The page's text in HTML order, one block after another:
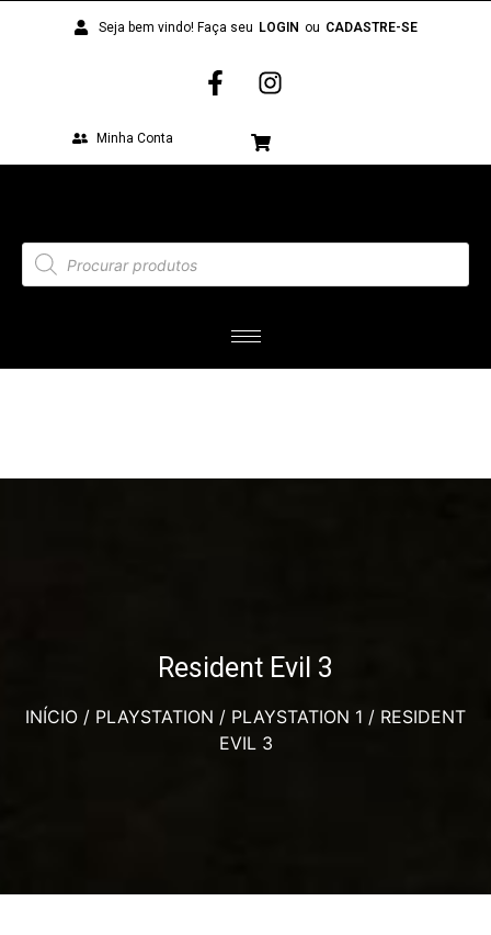
Seja bem vindo! Faça seu LOGIN ou CADASTRE-SE
Minha Conta
Resident Evil 3
INÍCIO / PLAYSTATION / PLAYSTATION 1 / RESIDENT
EVIL 3